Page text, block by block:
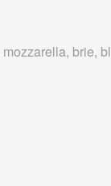
brie,